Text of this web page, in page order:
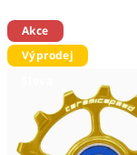
Akce
Výprodej